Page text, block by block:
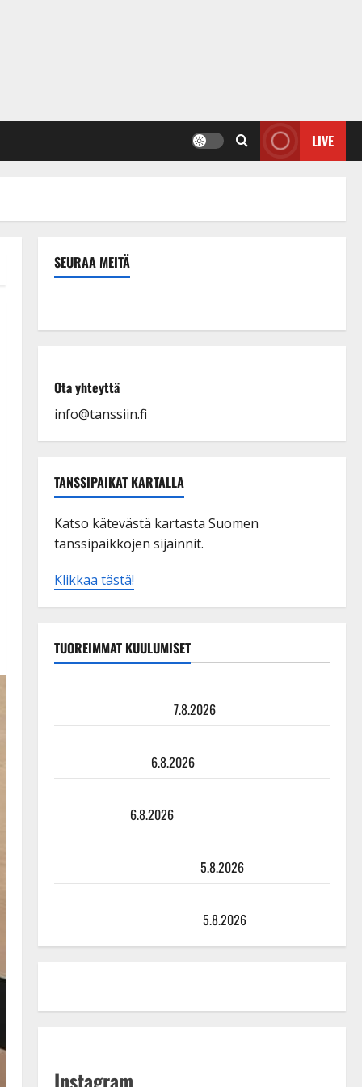
LIVE
SEURAA MEITÄ
Ota yhteyttä
info@tanssiin.fi
TANSSIPAIKAT KARTALLA
Katso kätevästä kartasta Suomen
tanssipaikkojen sijainnit.
Klikkaa tästä!
TUOREIMMAT KUULUMISET
7.8.2026
6.8.2026
6.8.2026
5.8.2026
5.8.2026
Instagram